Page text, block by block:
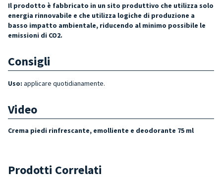
Il prodotto è fabbricato in un sito produttivo che utilizza solo
energia rinnovabile e che utilizza logiche di produzione a
basso impatto ambientale, riducendo al minimo possibile le
emissioni di CO2.
Consigli
Uso: applicare quotidianamente.
Video
Crema piedi rinfrescante, emolliente e deodorante 75 ml
Prodotti Correlati